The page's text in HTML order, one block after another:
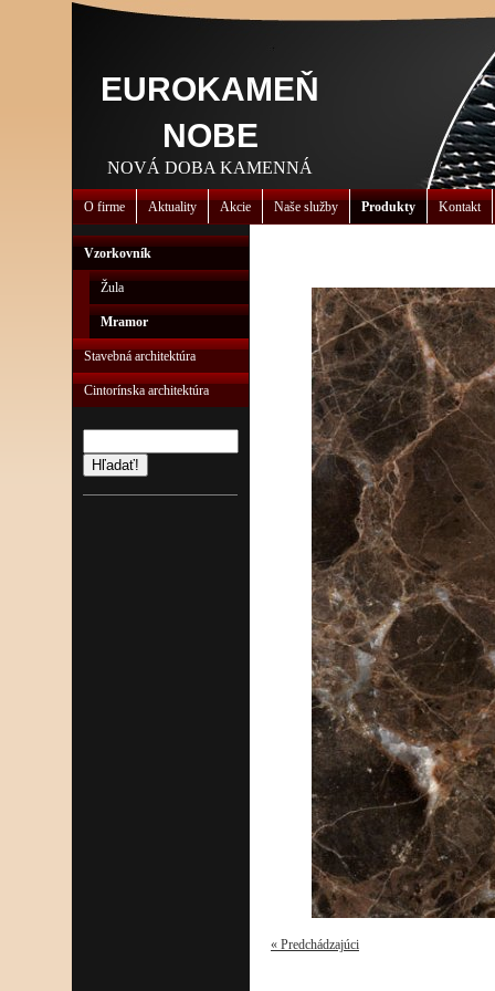
EUROKAMEŇ
NOBE
NOVÁ DOBA KAMENNÁ
O firme Aktuality Akcie Naše služby Produkty Kontakt
Vzorkovník
Žula
Mramor
Stavebná architektúra
Cintorínska architektúra
Hľadať!
« Predchádzajúci